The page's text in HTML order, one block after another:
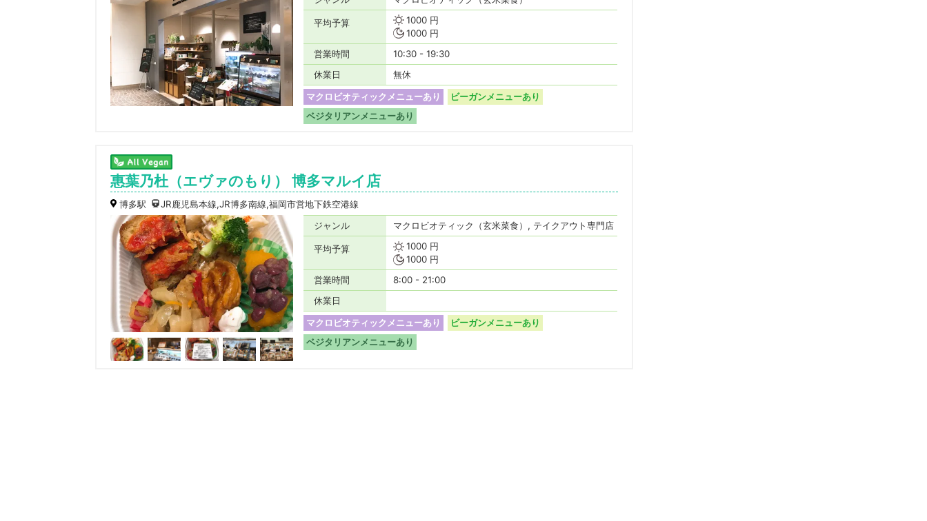
平均予算
1000 円
1000 円
営業時間
10:30 - 19:30
休業日
無休
マクロビオティックメニューあり
ビーガンメニューあり
ベジタリアンメニューあり
惠葉乃杜（エヴァのもり） 博多マルイ店
博多駅
JR鹿児島本線,JR博多南線,福岡市営地下鉄空港線
ジャンル
マクロビオティック（玄米菜食）, テイクアウト専門店
平均予算
1000 円
1000 円
営業時間
8:00 - 21:00
休業日
マクロビオティックメニューあり
ビーガンメニューあり
ベジタリアンメニューあり